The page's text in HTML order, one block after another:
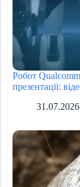
Робот
презентації:
31.07.2026